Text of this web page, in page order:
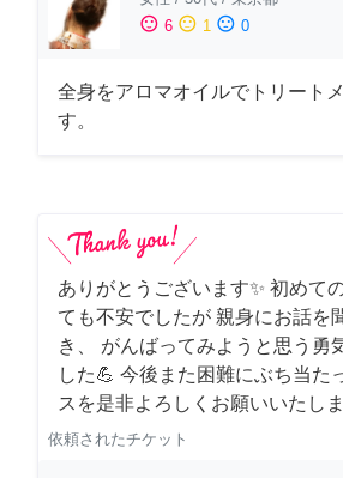
sentiment_satisfied 6 sentiment_neutral 1 sentiment_dissatisfied 0
全身をアロマオイルでトリート
す。
ありがとうございます✨ 初めて
ても不安でしたが 親身にお話を
き、 がんばってみようと思う勇
した💪 今後また困難にぶち当た
スを是非よろしくお願いいたし
依頼されたチケット